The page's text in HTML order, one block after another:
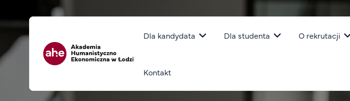
Górny pasek
Dla kandydata Dla studenta O rekrutacji
Kontakt